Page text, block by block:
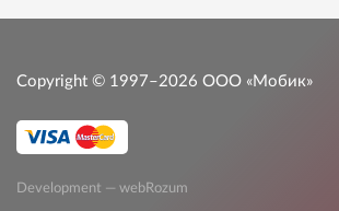
Copyright © 1997–2026 ООО «Мобик»
Development — webRozum